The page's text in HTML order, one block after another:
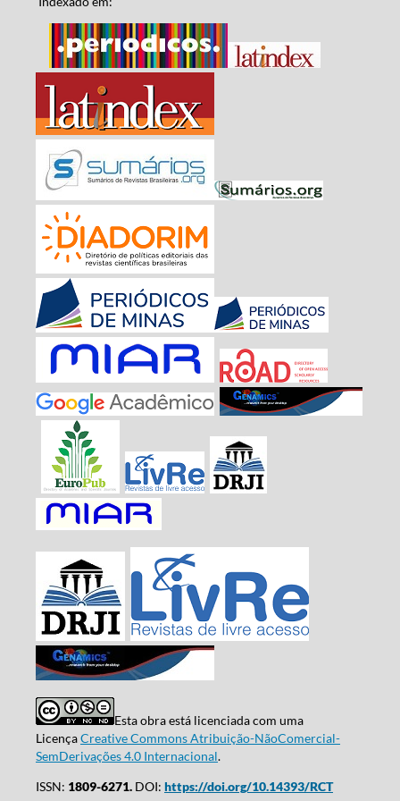
Esta obra está licenciada com uma
LicençaCreative Commons Atribuição-NãoComercial-
SemDerivações 4.0 Internacional.
ISSN: 1809-6271.DOI: https://doi.org/10.14393/RCT